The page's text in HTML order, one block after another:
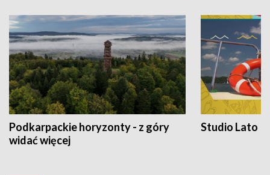
Podkarpackie horyzonty - z góry
widać więcej
Studio Lato